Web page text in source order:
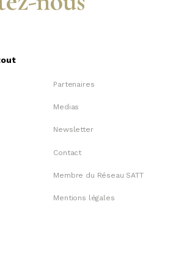
Partenaires
Medias
Newsletter
Contact
Membre du Réseau SATT
Mentions légales